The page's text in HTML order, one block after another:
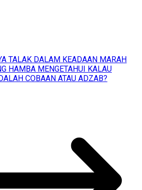
TALAK DALAM KEADAAN MARAH
HAMBA MENGETAHUI KALAU
COBAAN ATAU ADZAB?